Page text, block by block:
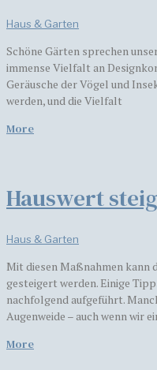
Haus & Garten
Schöne Gärten sprechen
immense Vielfalt an
Geräusche der Vögel und
werden, und die Vielfalt
More
Hauswert
Haus & Garten
Mit diesen Maßnahmen kann
gesteigert werden. Einige
nachfolgend aufgeführt.
Augenweide – auch wenn wir
More